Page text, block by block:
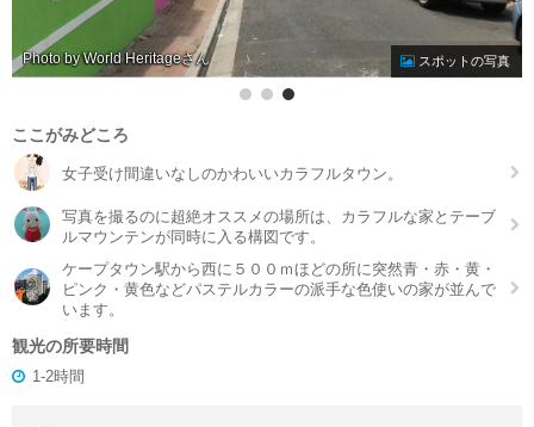
Photo by World Heritage スポットの写真
ここがみどころ
女子受け間違いなしのかわいいカラフルタウン。
写真を撮るのに超絶オススメの場所は、カラフルな家とテーブ
ルマウンテンが同時に入る構図です。
ケープタウン駅から西に５００ｍほどの所に突然青・赤・黄・
ピンク・黄色などパステルカラーの派手な色使いの家が並んで
います。
観光の所要時間
1-2時間